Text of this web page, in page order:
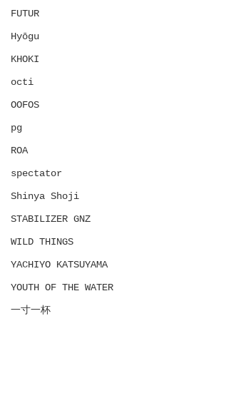
FUTUR
Hyōgu
KHOKI
octi
OOFOS
pg
ROA
spectator
Shinya Shoji
STABILIZER GNZ
WILD THINGS
YACHIYO KATSUYAMA
YOUTH OF THE WATER
一寸一杯